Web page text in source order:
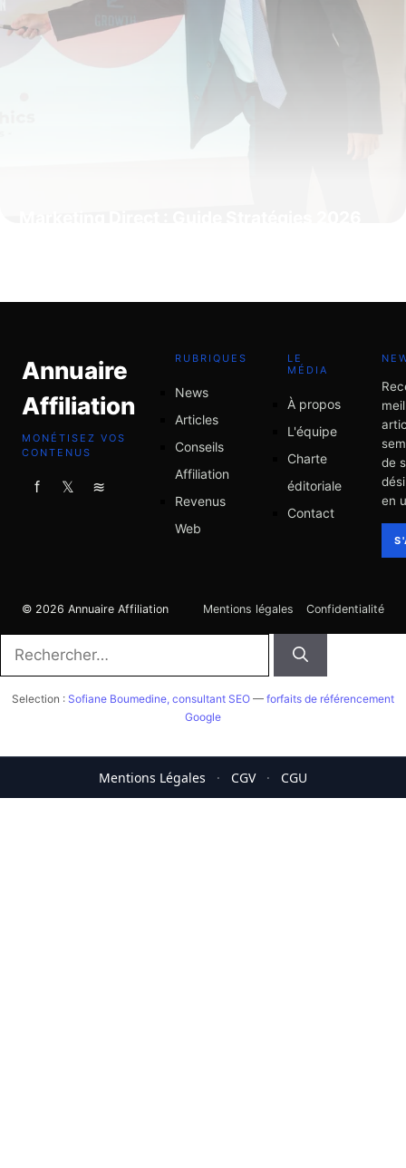
Annuaire
Affiliation
MONÉTISEZ VOS
CONTENUS
f 𝕏 ≋
RUBRIQUES
News
Articles
Conseils
Affiliation
Revenus
Web
LE
MÉDIA
À propos
L'équipe
Charte
éditoriale
Contact
de
en
© 2026 Annuaire Affiliation Mentions légales Confidentialité
Selection : Sofiane Boumedine, consultant SEO — forfaits de référencement
Google
Mentions Légales · CGV · CGU